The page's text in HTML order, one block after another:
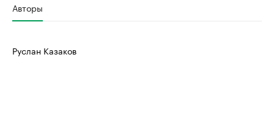
Авторы
Руслан Казаков